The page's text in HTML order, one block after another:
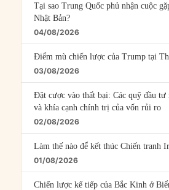
Tại sao Trung Quốc phủ nhận cuộc
Nhật Bản?
04/08/2026
Điểm mù chiến lược của Trump tại
03/08/2026
Đặt cược vào thất bại: Các quỹ đầu tư
và khía cạnh chính trị của vốn rủi ro
02/08/2026
Làm thế nào để kết thúc Chiến tranh
01/08/2026
Chiến lược kế tiếp của Bắc Kinh ở